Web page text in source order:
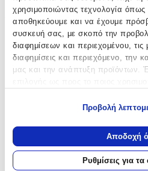
χρησιμοποιώντας τεχνολογία
αποθηκεύουμε και να έχουμε
συσκευή σας, με σκοπό την
διαφημίσεων και περιεχομένου, τις
διαφημίσεις και περιεχόμενο, την
μας και την ανάπτυξη προϊόντων.
Να συλλέξουμε
σας τοποθεσία, οι οποίες
απόσταση μερικών μέτρων
Να αναγνωρίσουμε τη
Προβολή
Αποδοχή
Ρυθμίσεις για
Υλικό:
Δερμάτινο
με Led:
Χρώμα